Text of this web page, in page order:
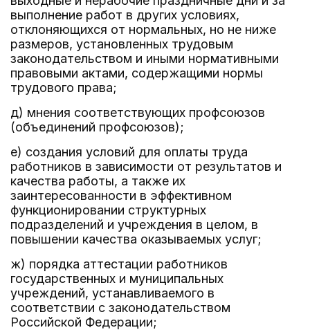
выполнение работ в других условиях,
отклоняющихся от нормальных, но не ниже
размеров, установленных трудовым
законодательством и иными нормативными
правовыми актами, содержащими нормы
трудового права;
д) мнения соответствующих профсоюзов
(объединений профсоюзов);
е) создания условий для оплаты труда
работников в зависимости от результатов и
качества работы, а также их
заинтересованности в эффективном
функционировании структурных
подразделений и учреждения в целом, в
повышении качества оказываемых услуг;
ж) порядка аттестации работников
государственных и муниципальных
учреждений, устанавливаемого в
соответствии с законодательством
Российской Федерации;